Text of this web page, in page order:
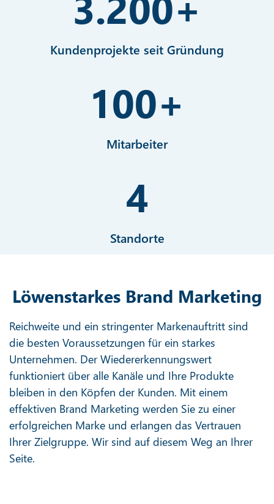
Kundenprojekte seit Gründung
100+
Mitarbeiter
4
Standorte
Löwenstarkes Brand Marketing
Reichweite und ein stringenter Markenauftritt sind
die besten Voraussetzungen für ein starkes
Unternehmen. Der Wiedererkennungswert
funktioniert über alle Kanäle und Ihre Produkte
bleiben in den Köpfen der Kunden. Mit einem
effektiven Brand Marketing werden Sie zu einer
erfolgreichen Marke und erlangen das Vertrauen
Ihrer Zielgruppe. Wir sind auf diesem Weg an Ihrer
Seite.